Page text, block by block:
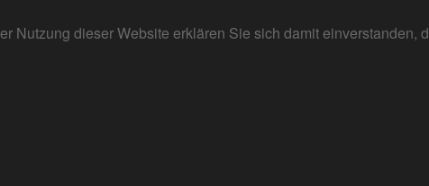
Nutzung dieser Website erklären Sie sich damit einverstanden,